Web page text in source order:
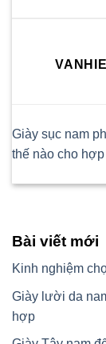
Giày sục nam
thế nào cho
Bài viết mới
Kinh nghiệm
Giày lười da
hợp